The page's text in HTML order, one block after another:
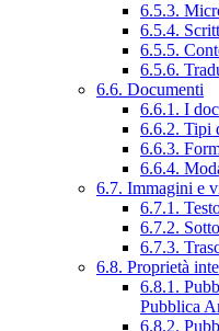
6.5.3.
6.5.4.
6.5.5.
6.5.6.
6.6. Documenti
6.6.1. I
6.6.2. Tipi
6.6.3.
6.6.4.
6.7. Immagini e
6.7.1.
6.7.2.
6.7.3.
6.8. Proprietà
6.8.1.
Pubblica
6.8.2.